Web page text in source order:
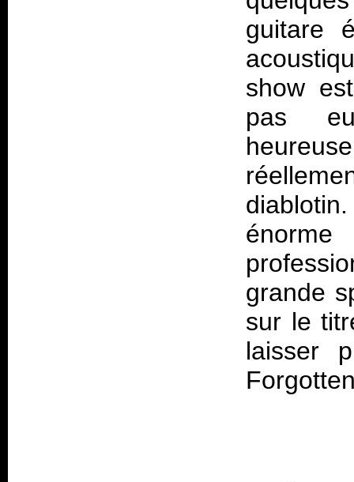
guitare
show
pas
grande
sur le
laisser